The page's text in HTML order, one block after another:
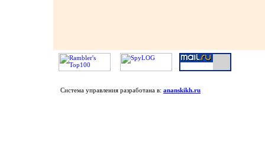
Система управления разработана в: ananskikh.ru